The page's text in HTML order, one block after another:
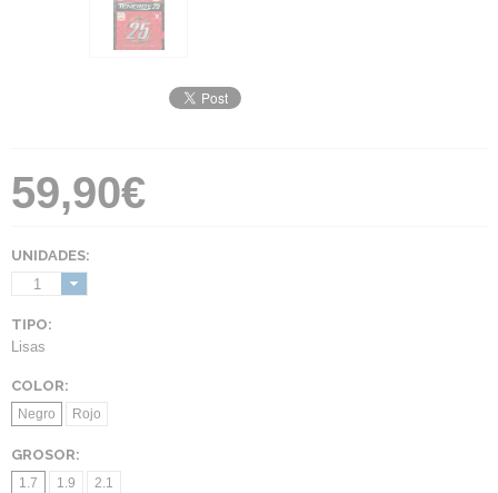
59,90€
UNIDADES:
1
TIPO:
Lisas
COLOR:
Negro Rojo
GROSOR:
1.7 1.9 2.1